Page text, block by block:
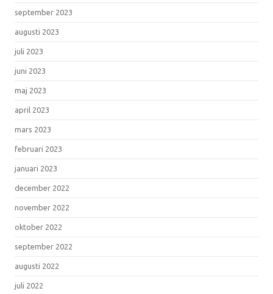
september 2023
augusti 2023
juli 2023
juni 2023
maj 2023
april 2023
mars 2023
februari 2023
januari 2023
december 2022
november 2022
oktober 2022
september 2022
augusti 2022
juli 2022